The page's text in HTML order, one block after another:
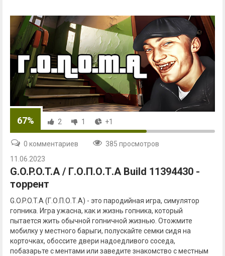
67% 2 1 +1
0 комментариев
385 просмотров
11.06.2023
G.O.P.O.T.A / Г.О.П.О.Т.А Build 11394430 -
торрент
G.O.P.O.T.A (Г.О.П.О.Т.А) - это пародийная игра, симулятор
гопника. Игра ужасна, как и жизнь гопника, который
пытается жить обычной гопничной жизнью. Отожмите
мобилку у местного барыги, полускайте семки сидя на
корточках, обоссите двери надоедливого соседа,
побазарьте с ментами или заведите знакомство с местным